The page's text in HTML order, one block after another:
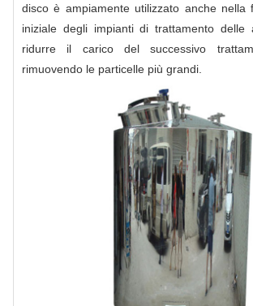
disco è ampiamente utilizzato anche nella
iniziale degli impianti di trattamento delle
ridurre il carico del successivo
rimuovendo le particelle più grandi.